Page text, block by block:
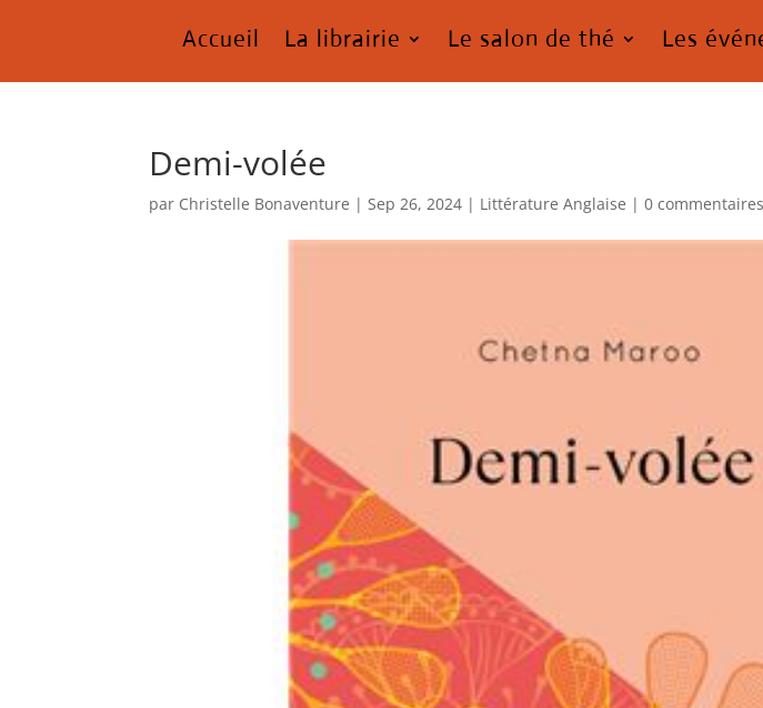
Accueil La librairie Le salon de thé Les
Demi-volée
par Christelle Bonaventure |Sep 26, 2024 | Littérature Anglaise |0 commentaires